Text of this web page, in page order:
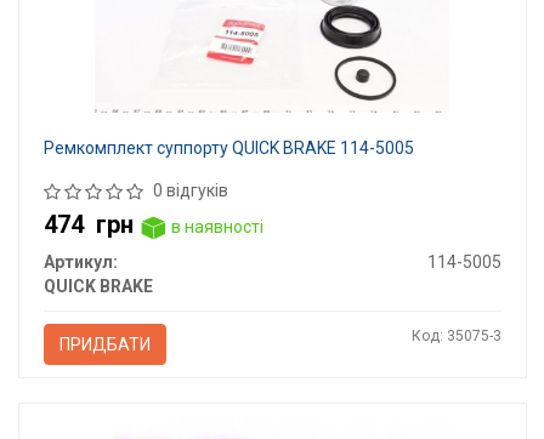
Ремкомплект суппорту QUICK BRAKE 114-5005
0 відгуків
474 грн
в наявності
Артикул:
114-5005
QUICK BRAKE
ПРИДБАТИ Код: 35075-3